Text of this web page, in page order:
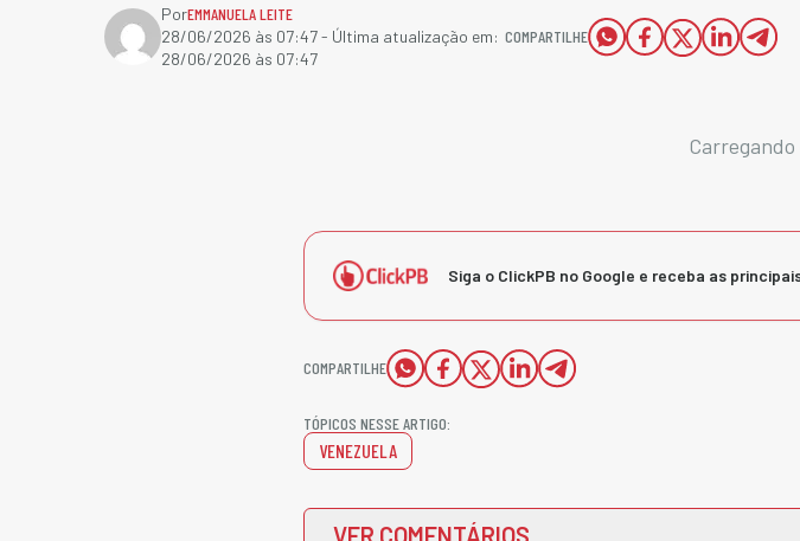
PorEMMANUELA LEITE
28/06/2026 às 07:47- Última atualização em:
28/06/2026 às 07:47
COMPARTILHE
Siga o ClickPB no Google e receba as
COMPARTILHE
TÓPICOS NESSE ARTIGO:
VENEZUELA
VER COMENTÁRIOS